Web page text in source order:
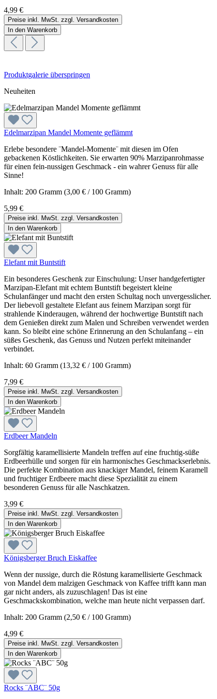
4,99 €
Preise inkl. MwSt. zzgl. Versandkosten
In den Warenkorb
Produktgalerie überspringen
Neuheiten
Edelmarzipan Mandel Momente geflämmt
Erlebe besondere ¨Mandel-Momente¨ mit diesen im Ofen
gebackenen Köstlichkeiten. Sie erwarten 90% Marzipanrohmasse
für einen fein-nussigen Geschmack - ein wahrer Genuss für alle
Sinne!
Inhalt: 200 Gramm (3,00 € / 100 Gramm)
5,99 €
Preise inkl. MwSt. zzgl. Versandkosten
In den Warenkorb
Elefant mit Buntstift
Ein besonderes Geschenk zur Einschulung: Unser handgefertigter
Marzipan-Elefant mit echtem Buntstift begeistert kleine
Schulanfänger und macht den ersten Schultag noch unvergesslicher.
Der liebevoll gestaltete Elefant aus feinem Marzipan sorgt für
strahlende Kinderaugen, während der hochwertige Buntstift nach
dem Genießen direkt zum Malen und Schreiben verwendet werden
kann. So bleibt eine schöne Erinnerung an den Schulanfang – ein
süßes Geschenk, das Genuss und Nutzen perfekt miteinander
verbindet.
Inhalt: 60 Gramm (13,32 € / 100 Gramm)
7,99 €
Preise inkl. MwSt. zzgl. Versandkosten
In den Warenkorb
Erdbeer Mandeln
Sorgfältig karamellisierte Mandeln treffen auf eine fruchtig-süße
Erdbeerhülle und sorgen für ein harmonisches Geschmackserlebnis.
Die perfekte Kombination aus knackiger Mandel, feinem Karamell
und fruchtiger Erdbeere macht diese Spezialität zu einem
besonderen Genuss für alle Naschkatzen.
3,99 €
Preise inkl. MwSt. zzgl. Versandkosten
In den Warenkorb
Königsberger Bruch Eiskaffee
Wenn der nussige, durch die Röstung karamellisierte Geschmack
von Mandel dem malzigen Geschmack von Kaffee trifft kann man
gar nicht anders, als zuzuschlagen! Das ist eine
Geschmackskombination, welche man heute nicht verpassen darf.
Inhalt: 200 Gramm (2,50 € / 100 Gramm)
4,99 €
Preise inkl. MwSt. zzgl. Versandkosten
In den Warenkorb
Rocks ¨ABC¨ 50g